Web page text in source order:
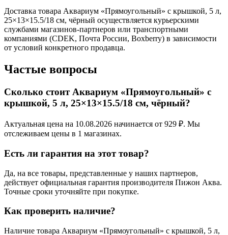
Доставка товара Аквариум «Прямоугольный» с крышкой, 5 л,
25×13×15.5/18 см, чёрный осуществляется курьерскими
службами магазинов-партнеров или транспортными
компаниями (CDEK, Почта России, Boxberry) в зависимости
от условий конкретного продавца.
Частые вопросы
Сколько стоит Аквариум «Прямоугольный» с
крышкой, 5 л, 25×13×15.5/18 см, чёрный?
Актуальная цена на 10.08.2026 начинается от 929 ₽. Мы
отслеживаем цены в 1 магазинах.
Есть ли гарантия на этот товар?
Да, на все товары, представленные у наших партнеров,
действует официальная гарантия производителя Пижон Аква.
Точные сроки уточняйте при покупке.
Как проверить наличие?
Наличие товара Аквариум «Прямоугольный» с крышкой, 5 л,